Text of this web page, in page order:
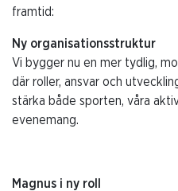
framtid:
Ny organisationsstruktur
Vi bygger nu en mer tydlig,
där roller, ansvar och
stärka både sporten, våra
evenemang.
Magnus i ny roll